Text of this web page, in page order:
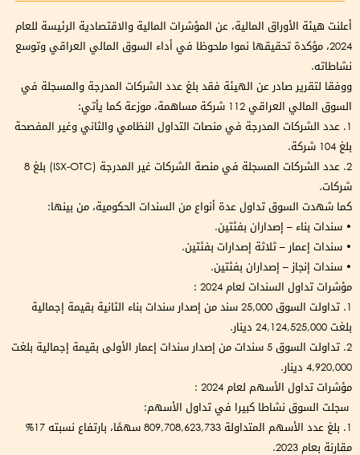
أعلنت هيئة الأوراق المالية، عن المؤشرات المالية والاقتصادية الرئيسة للعام
2024، مؤكدة تحقيقها نموا ملحوظا في أداء السوق المالي العراقي وتوسع
نشاطاته.
ووفقا لتقرير صادر عن الهيئة فقد بلغ عدد الشركات المدرجة والمسجلة في
السوق المالي العراقي 112 شركة مساهمة، موزعة كما يأتي:
1. عدد الشركات المدرجة في منصات التداول النظامي والثاني وغير المفصحة
بلغ 104 شركة.
2. عدد الشركات المسجلة في منصة الشركات غير المدرجة (ISX-OTC) بلغ 8
شركات.
كما شهدت السوق تداول عدة أنواع من السندات الحكومية، من بينها:
• سندات بناء – إصداران بفئتين.
• سندات إعمار – ثلاثة إصدارات بفئتين.
• سندات إنجاز – إصداران بفئتين.
مؤشرات تداول السندات لعام 2024 :
1. تداولت السوق 25,000 سند من إصدار سندات بناء الثانية بقيمة إجمالية
بلغت 24,124,525,000 دينار.
2. تداولت السوق 5 سندات من إصدار سندات إعمار الأولى بقيمة إجمالية بلغت
4,920,000 دينار.
مؤشرات تداول الأسهم لعام 2024 :
سجلت السوق نشاطا كبيرا في تداول الأسهم:
1. بلغ عدد الأسهم المتداولة 809,708,623,733 سهمًا، بارتفاع نسبته 17%
مقارنة بعام 2023.